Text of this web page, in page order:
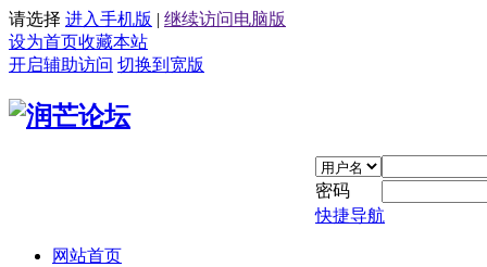
请选择 进入手机版 | 继续访问电脑版
设为首页收藏本站
开启辅助访问 切换到宽版
密码
快捷导航
网站首页